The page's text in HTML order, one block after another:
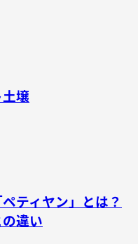
壌
ティヤン」とは？
違い